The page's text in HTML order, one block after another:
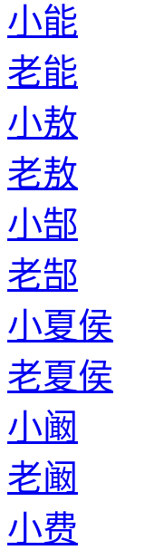
小能
老能
小敖
老敖
小郜
老郜
小夏侯
老夏侯
小阚
老阚
小费